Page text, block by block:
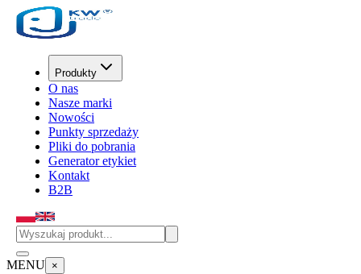
Produkty
O nas
Nasze marki
Nowości
Punkty sprzedaży
Pliki do pobrania
Generator etykiet
Kontakt
B2B
MENU ×